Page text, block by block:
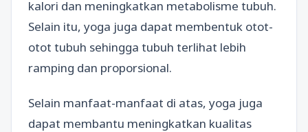
kalori dan meningkatkan metabolisme tubuh.
Selain itu, yoga juga dapat membentuk otot-
otot tubuh sehingga tubuh terlihat lebih
ramping dan proporsional.
Selain manfaat-manfaat di atas, yoga juga
dapat membantu meningkatkan kualitas